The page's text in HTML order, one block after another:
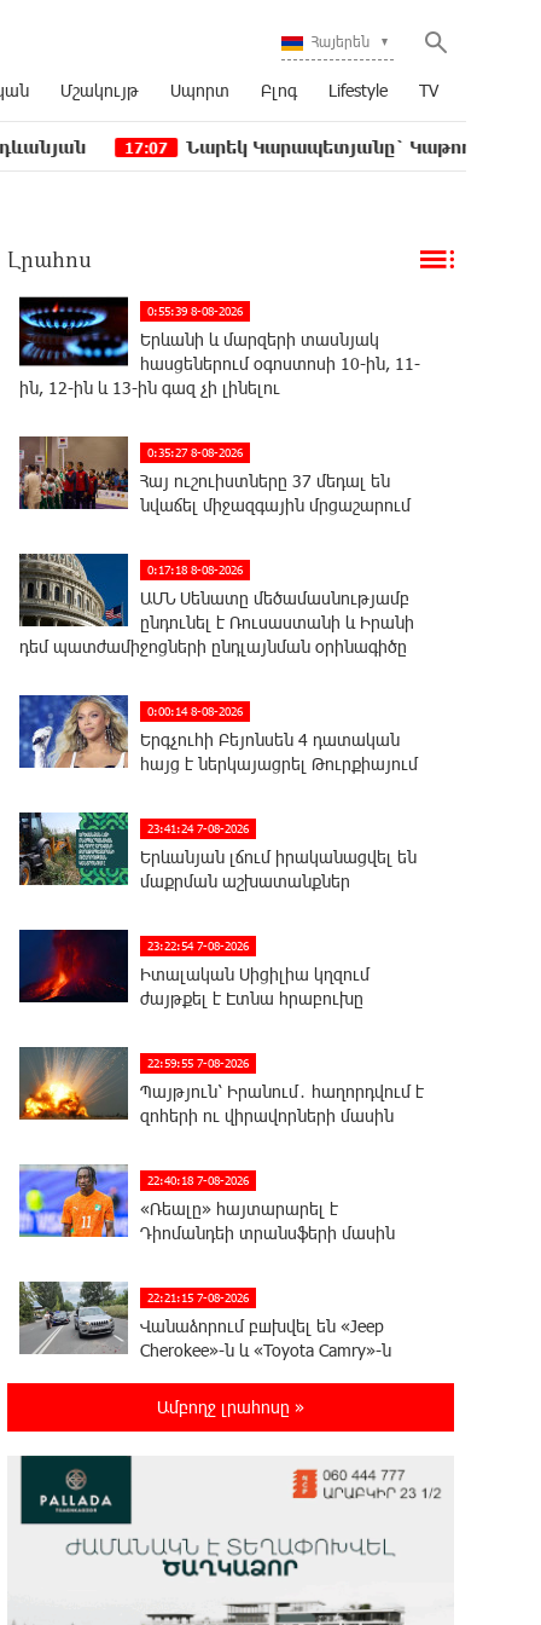
Հայերեն
Մշակույթ Սպորտ Բլոգ Lifestyle TV
17:07 Նարեկ Կարապետյանը` Կաթողիկոսին հեռացնել
Լրահոս
0:55:39 8-08-2026
Երևանի և մարզերի տասնյակ
հասցեներում օգոստոսի 10-ին, 11-
ին, 12-ին և 13-ին գազ չի լինելու
0:35:27 8-08-2026
Հայ ուշուիստները 37 մեդալ են
նվաճել միջազգային մրցաշարում
0:17:18 8-08-2026
ԱՄՆ Սենատը մեծամասնությամբ
ընդունել է Ռուսաստանի և Իրանի
դեմ պատժամիջոցների ընդլայնման օրինագիծը
0:00:14 8-08-2026
Երգչուհի Բեյոնսեն ​​4 դատական
հայց է ներկայացրել Թուրքիայում
23:41:24 7-08-2026
Երևանյան լճում իրականացվել են
մաքրման աշխատանքներ
23:22:54 7-08-2026
Իտալական Սիցիլիա կղզում
ժայթքել է Էտնա հրաբուխը
22:59:55 7-08-2026
Պայթյուն՝ Իրանում․ հաղորդվում է
զոհերի ու վիրավորների մասին
22:40:18 7-08-2026
«Ռեալը» հայտարարել է
Դիոմանդեի տրանսֆերի մասին
22:21:15 7-08-2026
Վանաձորում բшխվել են «Jeep
Cherokee»-ն և «Toyota Camry»-ն
22:03:58 7-08-2026
օգտագործել Starlink-ը
Ռուսաստանի դեմ հարվшծները կառավարելու
համար
21:45:44 7-08-2026
Երևանում և մարզերում
Ամբողջ լրահոսը »